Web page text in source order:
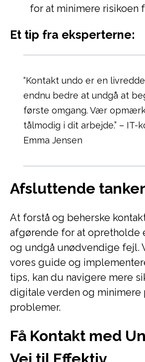
for at minimere risikoen
Et tip fra eksperterne:
“Kontakt undo er en
endnu bedre at undgå at
første omgang. Vær
tålmodig i dit arbejde.” – IT-
Emma Jensen
Afsluttende tanker
At forstå og beherske
afgørende for at opretholde
og undgå unødvendige fejl.
vores guide og
tips, kan du navigere mere
digitale verden og
problemer.
Få Kontakt med